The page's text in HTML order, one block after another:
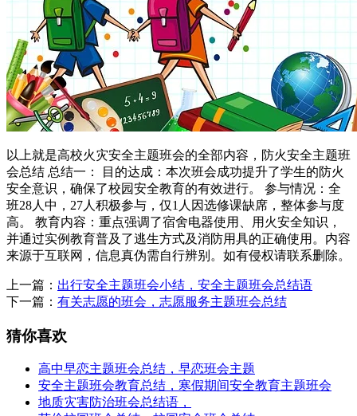
以上就是高校火灾安全主题班会的全部内容，防火安全主题班
会总结 总结一： 目的达成：本次班会成功提升了学生的防火
安全意识，确保了校园安全教育的有效进行。 参与情况：全
班28人中，27人积极参与，仅1人因选修课缺席，整体参与度
高。 教育内容：重点强调了宿舍电器使用、用火安全知识，
并通过实例教育普及了逃生方式及消防用具的正确使用。内容
来源于互联网，信息真伪需自行辨别。如有侵权请联系删除。
上一篇： 出行安全主题班会小结，安全主题班会总结语
下一篇： 有关志愿的班会，志愿服务主题班会总结
猜你喜欢
高中早恋主题班会总结，早恋班会主题
安全主题班会教育总结，寒假期间安全教育主题班会
地质灾害防治班会总结语，